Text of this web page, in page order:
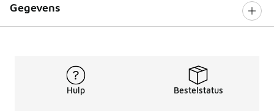
Gegevens
Hulp Bestelstatus